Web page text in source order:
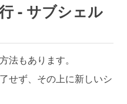
- サブシェル
法もあります。
せず、その上に新しいシ